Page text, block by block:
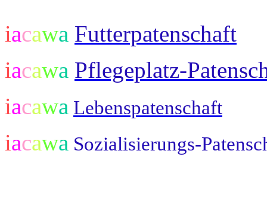
iacawa Futterpatenschaft
iacawa Pflegeplatz-
iacawa Lebenspatenschaft
iacawa Sozialisierungs-